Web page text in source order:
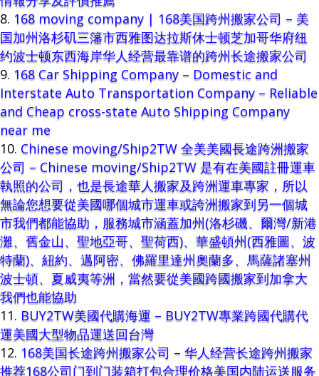
168 moving company | 168美国跨州搬家公司 – 美
国加州洛杉矶三籓市西雅图达拉斯休士顿芝加哥华府纽
约波士顿东西海岸华人经营最靠谱的跨州长途搬家公司
168 Car Shipping Company – Domestic and
Interstate Auto Transportation Company – Reliable
and Cheap cross-state Auto Shipping Company
near me
Chinese moving/Ship2TW 全美美國長途跨洲搬家
公司 – Chinese moving/Ship2TW 是有在美國註冊運車
執照的公司，也是長途華人搬家及跨洲運車專家，所以
無論您想要從美國哪個城市運車或誇洲搬家到另一個城
市我們都能協助，服務城市涵蓋加州(洛杉磯、爾灣/新港
灘、舊金山、聖地亞哥、聖荷西)、華盛頓州(西雅圖、波
特蘭)、紐約、邁阿密、佛羅里達州奧蘭多、馬薩諸塞州
波士頓、夏威夷等洲，當然要從美國跨國搬家到加拿大
我們也能協助
BUY2TW美國代購海運 – BUY2TW專業跨國代購代
運美國大型物品運送回台灣
168美国长途跨州搬家公司 – 华人经营长途跨州搬家
推荐168公司门到门装箱打包合理价格美国内陆运送服务